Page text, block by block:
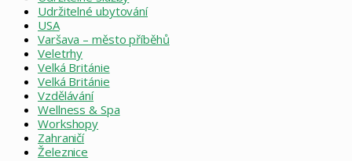
Udržitelné ubytování
USA
Varšava – město příběhů
Veletrhy
Velká Británie
Velká Británie
Vzdělávání
Wellness & Spa
Workshopy
Zahraničí
Železnice